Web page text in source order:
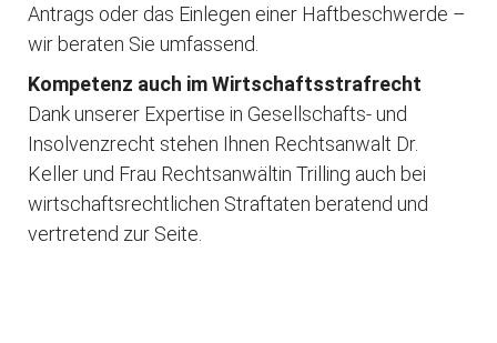
Antrags oder das Einlegen einer Haftbeschwerde –
wir beraten Sie umfassend.
Kompetenz auch im Wirtschaftsstrafrecht
Dank unserer Expertise in Gesellschafts- und
Insolvenzrecht stehen Ihnen Rechtsanwalt Dr.
Keller und Frau Rechtsanwältin Trilling auch bei
wirtschaftsrechtlichen Straftaten beratend und
vertretend zur Seite.